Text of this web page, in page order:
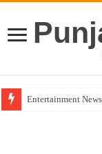
Entertainment